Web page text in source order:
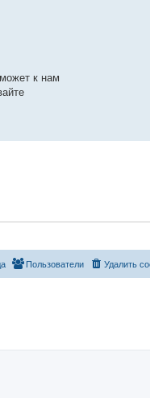
к нам
Удалить
Пользователи